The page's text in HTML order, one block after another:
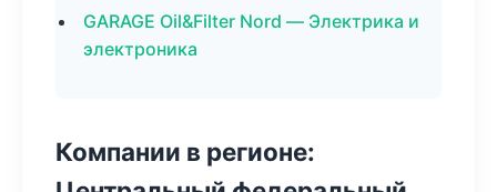
GARAGE Oil&Filter Nord — Электрика и
электроника
Компании в регионе: